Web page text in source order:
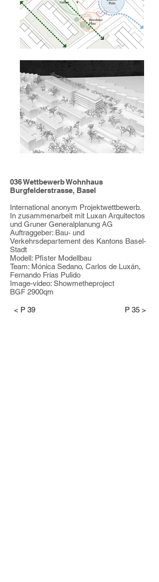
036 Wettbewerb Wohnhaus
Burgfelderstrasse, Basel
International anonym Projektwettbewerb.
In zusammenarbeit mit Luxan Arquitectos
und Gruner Generalplanung AG
Auftraggeber: Bau- und
Verkehrsdepartement des Kantons Basel-
Stadt
Modell: Pfister Modellbau
Team: Mónica Sedano, Carlos de Luxán,
Fernando Frías Pulido
Image-video: Showmetheproject
BGF 2900qm
< P 39 P 35 >